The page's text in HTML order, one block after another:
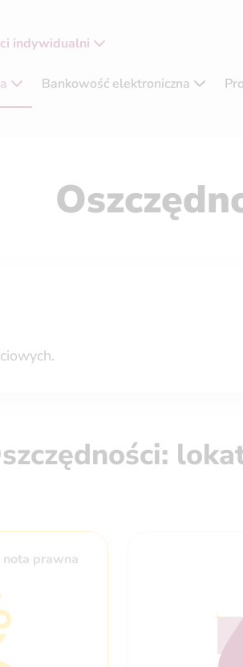
indywidualni
Bankowość elektroniczna
nota prawna